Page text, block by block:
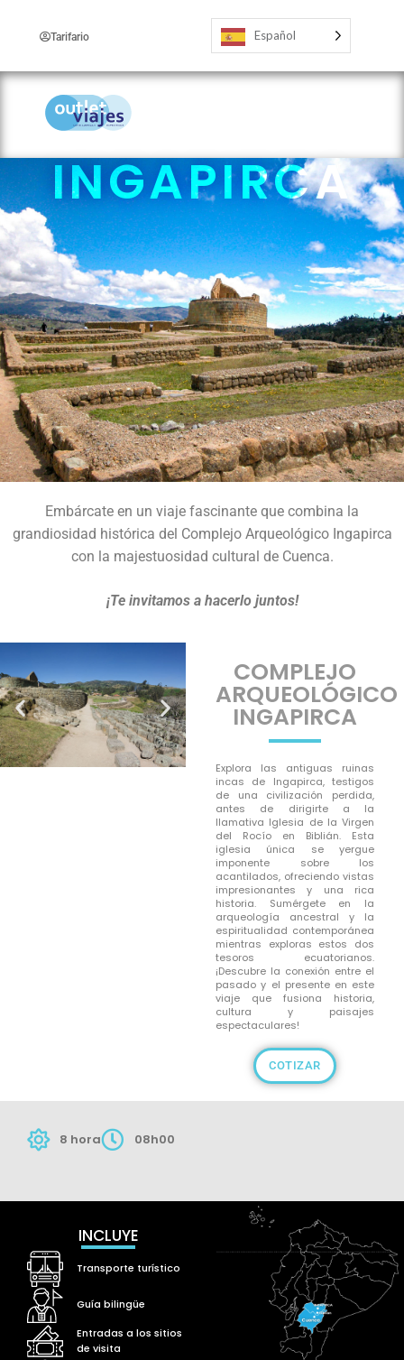
Tarifario Español
INGAPIRCA
Embárcate en un viaje fascinante que combina la
grandiosidad histórica del Complejo Arqueológico Ingapirca
con la majestuosidad cultural de Cuenca.
¡Te invitamos a hacerlo juntos!
COMPLEJO
ARQUEOLÓGICO
INGAPIRCA
Explora las antiguas ruinas
incas de Ingapirca, testigos
de una civilización perdida,
antes de dirigirte a la
llamativa Iglesia de la Virgen
del Rocío en Biblián. Esta
iglesia única se yergue
imponente sobre los
acantilados, ofreciendo vistas
impresionantes y una rica
historia. Sumérgete en la
arqueología ancestral y la
espiritualidad contemporánea
mientras exploras estos dos
tesoros ecuatorianos.
¡Descubre la conexión entre el
pasado y el presente en este
viaje que fusiona historia,
cultura y paisajes
espectaculares!
COTIZAR
8 hora 08h00
INCLUYE
Transporte turístico
Guía bilingüe
Entradas a los sitios
de visita